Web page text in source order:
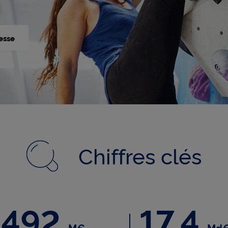
Chiffres clés
chiffre d'affaires en 20251 492 millions d'euros de résultat